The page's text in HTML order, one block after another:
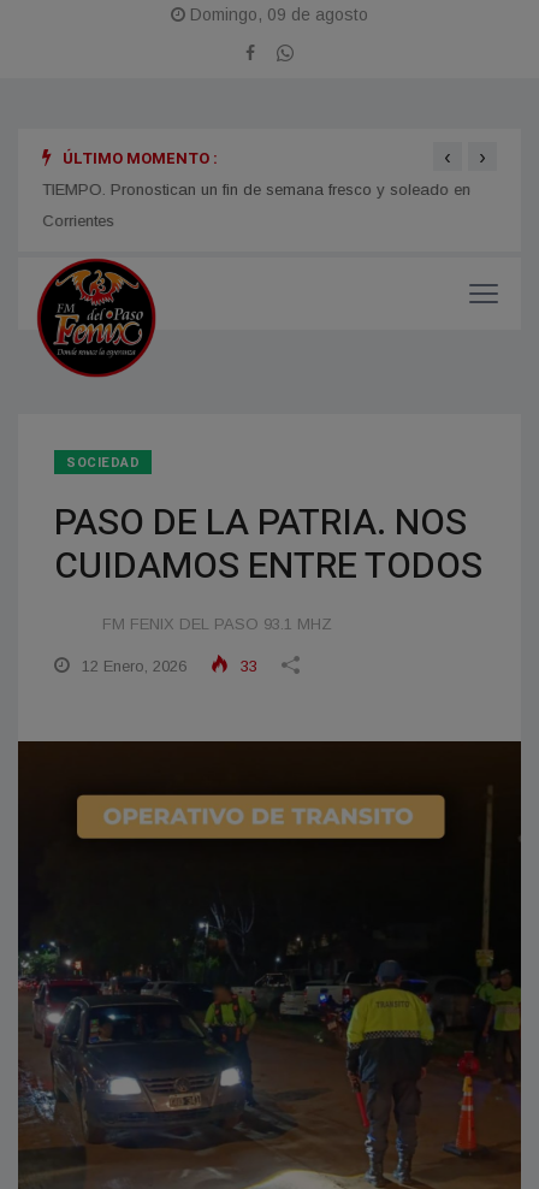
Domingo, 09 de agosto
ÚLTIMO MOMENTO :
TIEMPO. Pronostican un fin de semana fresco y soleado en
Corrientes
‹ ›
SOCIEDAD
PASO DE LA PATRIA. NOS
CUIDAMOS ENTRE TODOS
FM FENIX DEL PASO 93.1 MHZ
12 Enero, 2026 33